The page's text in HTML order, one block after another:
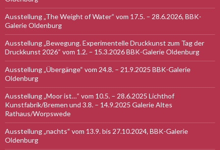
Ausstellung „The Weight of Water“ vom 17.5. – 28.6.2026, BBK-
Galerie Oldenburg
Ausstellung „Bewegung. Experimentelle Druckkunst zum Tag der
Druckkunst 2026“ vom 1.2. – 15.3.2026 BBK-Galerie Oldenburg
Ausstellung „Übergänge“ vom 24.8. – 21.9.2025 BBK-Galerie
Oldenburg
Ausstellung „Moor ist…“ vom 10.5. – 28.6.2025 Lichthof
Kunstfabrik/Bremen und 3.8. – 14.9.2025 Galerie Altes
Rathaus/Worpswede
Ausstellung „nachts“ vom 13.9. bis 27.10.2024, BBK-Galerie
Oldenburg